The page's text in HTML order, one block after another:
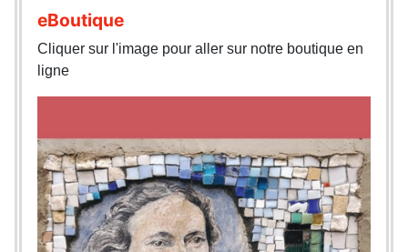
eBoutique
Cliquer sur l'image pour aller sur notre boutique en
ligne